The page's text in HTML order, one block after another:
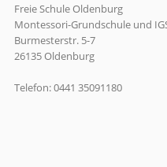
Freie Schule Oldenburg
Montessori-Grundschule und
Burmesterstr. 5-7
26135 Oldenburg
Telefon: 0441 35091180